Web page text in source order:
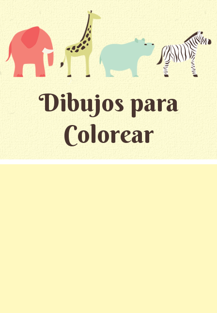
Dibujos para
Colorear